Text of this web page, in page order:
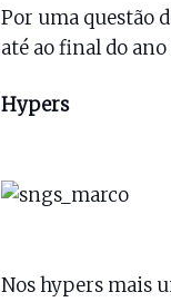
Por uma questão
até ao final do
Hypers
Nos hypers mais